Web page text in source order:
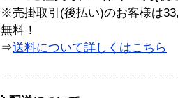
※売掛取引(後払い)のお客様は
無料！
⇒送料について詳しくはこちら